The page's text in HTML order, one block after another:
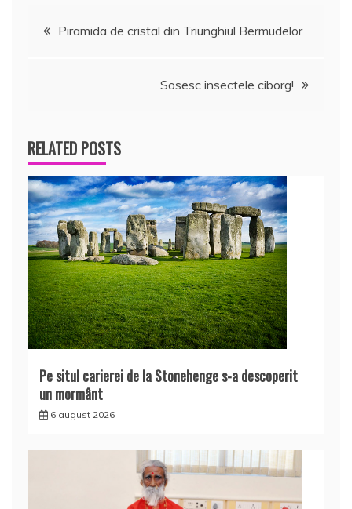
Navigare
Piramida de cristal din Triunghiul Bermudelor
Sosesc insectele ciborg!
RELATED POSTS
Pe situl carierei de la Stonehenge s-a descoperit
un mormânt
6 august 2026